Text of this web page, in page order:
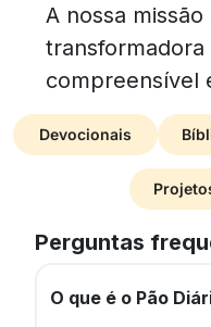
A nossa
transformadora
compreensível
Devocionais
Perguntas
O que é o Pão